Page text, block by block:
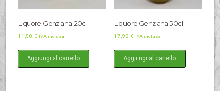
Liquore Genziana 20cl
11,50 € IVA inclusa
Aggiungi al carrello
Liquore Genziana 50cl
17,90 € IVA inclusa
Aggiungi al carrello